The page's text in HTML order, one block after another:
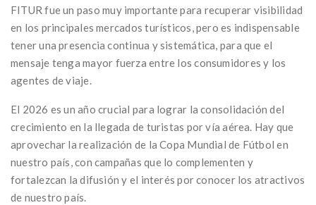
FITUR fue un paso muy importante para recuperar visibilidad
en los principales mercados turísticos, pero es indispensable
tener una presencia continua y sistemática, para que el
mensaje tenga mayor fuerza entre los consumidores y los
agentes de viaje.
El 2026 es un año crucial para lograr la consolidación del
crecimiento en la llegada de turistas por vía aérea. Hay que
aprovechar la realización de la Copa Mundial de Fútbol en
nuestro país, con campañas que lo complementen y
fortalezcan la difusión y el interés por conocer los atractivos
de nuestro país.